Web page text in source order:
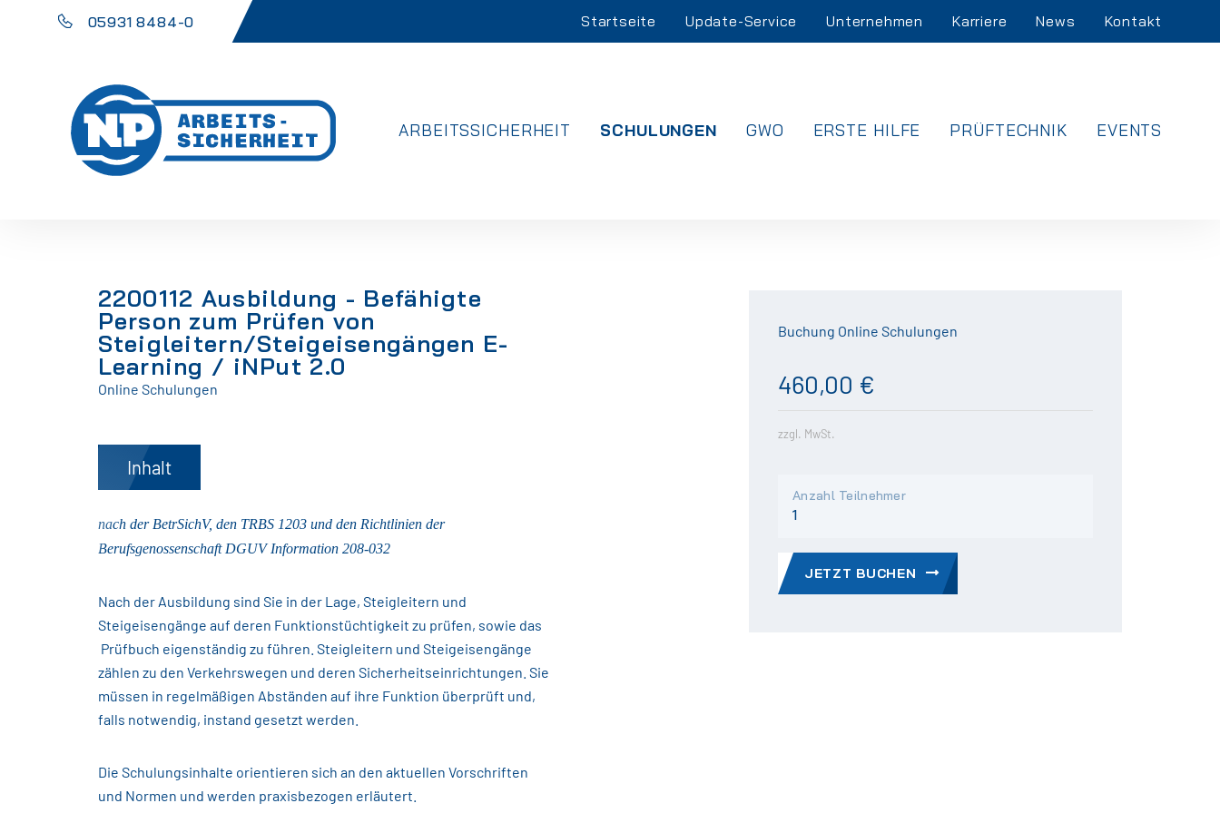
05931 8484-0
Navigation
Startseite Update-Service Unternehmen Karriere News Kontakt
NAVIGATION
ARBEITSSICHERHEIT SCHULUNGEN GWO ERSTE HILFE PRÜFTECHNIK EVENTS
2200112 Ausbildung - Befähigte
Person zum Prüfen von
Steigleitern/Steigeisengängen E-
Learning / iNPut 2.0
Online Schulungen
Inhalt
nach der BetrSichV, den TRBS 1203 und den Richtlinien der
Berufsgenossenschaft DGUV Information 208-032
Nach der Ausbildung sind Sie in der Lage, Steigleitern und
Steigeisengänge auf deren Funktionstüchtigkeit zu prüfen, sowie das
Prüfbuch eigenständig zu führen. Steigleitern und Steigeisengänge
zählen zu den Verkehrswegen und deren Sicherheitseinrichtungen. Sie
müssen in regelmäßigen Abständen auf ihre Funktion überprüft und,
falls notwendig, instand gesetzt werden.
Die Schulungsinhalte orientieren sich an den aktuellen Vorschriften
und Normen und werden praxisbezogen erläutert.
Buchung Online Schulungen
460,00 €
zzgl. MwSt.
Anzahl Teilnehmer
JETZT BUCHEN